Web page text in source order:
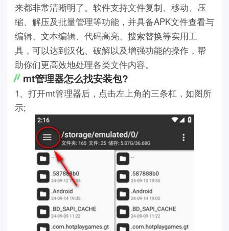
来都非常清晰明了。软件支持文件复制、移动、压
缩、解压及批量管理等功能，并具备APK文件查看与
编辑、文本编辑、代码高亮、搜索替换等实用工
具，可以达到汉化、破解以及增强功能的操作，帮
助你们更高效地处理各类文件内容。
mt管理器怎么找安装包?
1、打开mt管理器后，点击左上角的三条杠，如图所
示;